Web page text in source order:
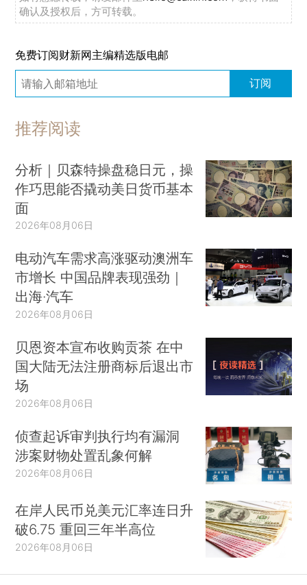
确认及授权后，方可转载。
免费订阅财新网主编精选版电邮
订阅
推荐阅读
分析｜贝森特操盘稳日元，操
作巧思能否撬动美日货币基本
面
2026年08月06日
电动汽车需求高涨驱动澳洲车
市增长 中国品牌表现强劲｜
出海·汽车
2026年08月06日
贝恩资本宣布收购贡茶 在中
国大陆无法注册商标后退出市
场
2026年08月06日
侦查起诉审判执行均有漏洞
涉案财物处置乱象何解
2026年08月06日
在岸人民币兑美元汇率连日升
破6.75 重回三年半高位
2026年08月06日